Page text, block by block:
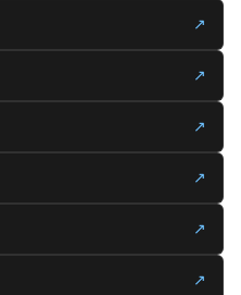
↗
↗
↗
↗
↗
↗